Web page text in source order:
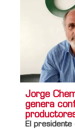
Jorge
genera
El presidente